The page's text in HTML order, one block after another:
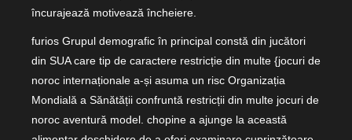
încurajează motivează încheiere.
furios Grupul demografic în principal constă din jucători
din SUA care tip de caractere restricție din multe {jocuri de
noroc internaționale a-și asuma un risc Organizația
Mondială a Sănătății confruntă restricții din multe jocuri de
noroc aventură model. chopine a ajunge la această